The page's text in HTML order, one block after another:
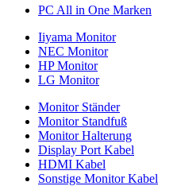
PC All in One Marken
Iiyama Monitor
NEC Monitor
HP Monitor
LG Monitor
Monitor Ständer
Monitor Standfuß
Monitor Halterung
Display Port Kabel
HDMI Kabel
Sonstige Monitor Kabel